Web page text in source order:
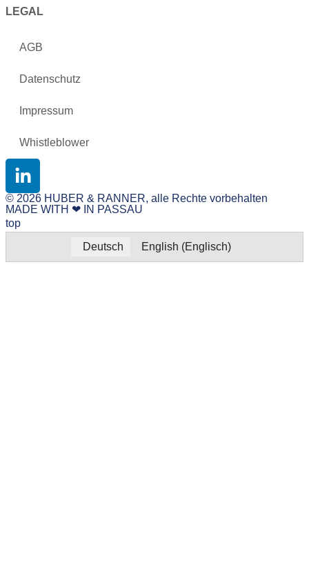
LEGAL
AGB
Datenschutz
Impressum
Whistleblower
© 2026 HUBER & RANNER, alle Rechte vorbehalten
MADE WITH ❤ IN PASSAU
top
Deutsch
English (Englisch)